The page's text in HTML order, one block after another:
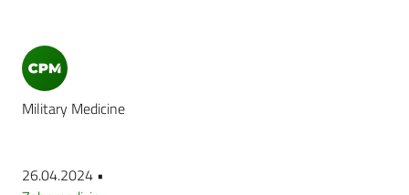
Military Medicine
26.04.2024 •